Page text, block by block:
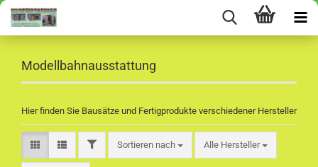
Modellbahnausstattung
Hier finden Sie Bausätze und Fertigprodukte verschiedener Hersteller
FILTERSortieren nach
Sortieren nach Alle Hersteller